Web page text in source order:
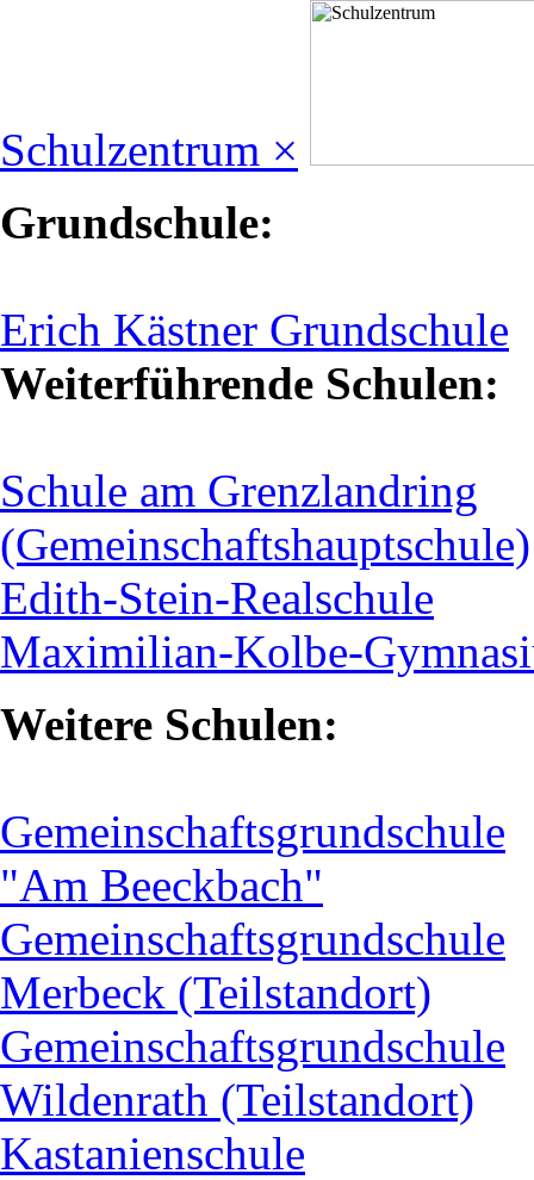
Schulzentrum ×
Grundschule:
Erich Kästner Grundschule
Weiterführende Schulen:
Schule am Grenzlandring
(Gemeinschaftshauptschule)
Edith-Stein-Realschule
Maximilian-Kolbe-
Weitere Schulen:
Gemeinschaftsgrundschule
"Am Beeckbach"
Gemeinschaftsgrundschule
Merbeck (Teilstandort)
Gemeinschaftsgrundschule
Wildenrath (Teilstandort)
Kastanienschule